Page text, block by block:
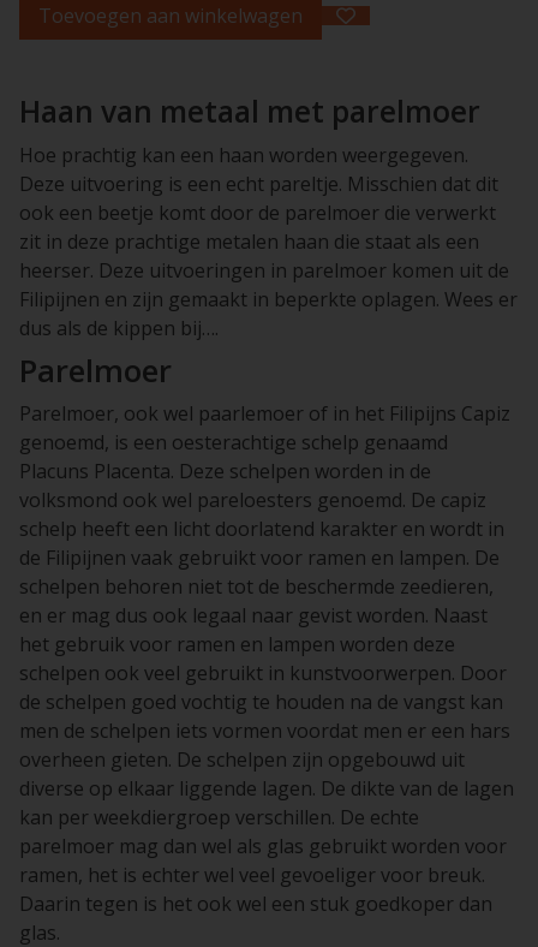
Toevoegen aan winkelwagen
Haan van metaal met parelmoer
Hoe prachtig kan een haan worden weergegeven.
Deze uitvoering is een echt pareltje. Misschien dat dit
ook een beetje komt door de parelmoer die verwerkt
zit in deze prachtige metalen haan die staat als een
heerser. Deze uitvoeringen in parelmoer komen uit de
Filipijnen en zijn gemaakt in beperkte oplagen. Wees er
dus als de kippen bij….
Parelmoer
Parelmoer, ook wel paarlemoer of in het Filipijns Capiz
genoemd, is een oesterachtige schelp genaamd
Placuns Placenta. Deze schelpen worden in de
volksmond ook wel pareloesters genoemd. De capiz
schelp heeft een licht doorlatend karakter en wordt in
de Filipijnen vaak gebruikt voor ramen en lampen. De
schelpen behoren niet tot de beschermde zeedieren,
en er mag dus ook legaal naar gevist worden. Naast
het gebruik voor ramen en lampen worden deze
schelpen ook veel gebruikt in kunstvoorwerpen. Door
de schelpen goed vochtig te houden na de vangst kan
men de schelpen iets vormen voordat men er een hars
overheen gieten. De schelpen zijn opgebouwd uit
diverse op elkaar liggende lagen. De dikte van de lagen
kan per weekdiergroep verschillen. De echte
parelmoer mag dan wel als glas gebruikt worden voor
ramen, het is echter wel veel gevoeliger voor breuk.
Daarin tegen is het ook wel een stuk goedkoper dan
glas.